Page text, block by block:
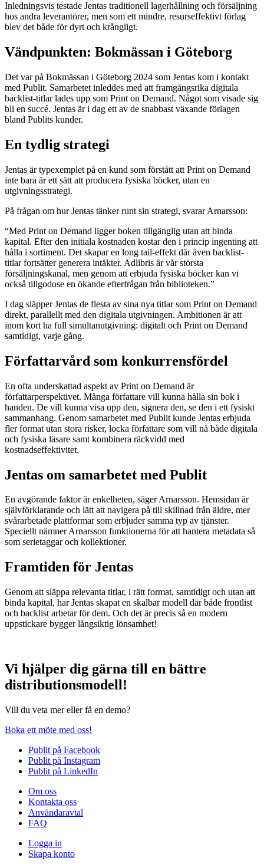
Inledningsvis testade Jentas traditionell lagerhållning och försäljning
hos andra leverantörer, men som ett mindre, resurseffektivt förlag
blev det både för dyrt och krångligt.
Vändpunkten: Bokmässan i Göteborg
Det var på Bokmässan i Göteborg 2024 som Jentas kom i kontakt
med Publit. Samarbetet inleddes med att framgångsrika digitala
backlist-titlar lades upp som Print on Demand. Något som visade sig
bli en succé. Jentas är i dag ett av de snabbast växande förlagen
bland Publits kunder.
En tydlig strategi
Jentas är typexemplet på en kund som förstått att Print on Demand
inte bara är ett sätt att producera fysiska böcker, utan en
utgivningsstrategi.
På frågan om hur Jentas tänker runt sin strategi, svarar Arnarsson:
“Med Print on Demand ligger boken tillgänglig utan att binda
kapital. Efter den initiala kostnaden kostar den i princip ingenting att
hålla i sortiment. Det skapar en long tail-effekt där även backlist-
titlar fortsätter generera intäkter. Adlibris är vår största
försäljningskanal, men genom att erbjuda fysiska böcker kan vi
också tillgodose en ökande efterfrågan från biblioteken.”
I dag släpper Jentas de flesta av sina nya titlar som Print on Demand
direkt, parallellt med den digitala utgivningen. Ambitionen är att
inom kort ha full simultanutgivning: digitalt och Print on Demand
samtidigt, varje gång.
Författarvård som konkurrensfördel
En ofta underskattad aspekt av Print on Demand är
författarperspektivet. Många författare vill kunna hålla sin bok i
handen. De vill kunna visa upp den, signera den, se den i ett fysiskt
sammanhang. Genom samarbetet med Publit kunde Jentas erbjuda
fler format utan stora risker, locka författare som vill nå både digitala
och fysiska läsare samt kombinera räckvidd med
kostnadseffektivitet.
Jentas om samarbetet med Publit
En avgörande faktor är enkelheten, säger Arnarsson. Hemsidan är
självförklarande och lätt att navigera på till skillnad från äldre, mer
svårarbetade plattformar som erbjuder samma typ av tjänster.
Speciellt nämner Arnarsson funktionerna för att hantera metadata så
som serietaggar och kollektioner.
Framtiden för Jentas
Genom att släppa relevanta titlar, i rätt format, samtidigt och utan att
binda kapital, har Jentas skapat en skalbar modell där både frontlist
och backlist arbetar för dem. Och det är precis så en modern
uppstickare bygger långsiktig lönsamhet!
Vi hjälper dig gärna till en bättre
distributionsmodell!
Vill du veta mer eller få en demo?
Boka ett möte med oss!
Publit på Facebook
Publit på Instagram
Publit på LinkedIn
Om oss
Kontakta oss
Användaravtal
FAQ
Logga in
Skapa konto